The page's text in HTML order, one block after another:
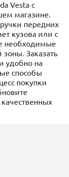
Vesta с
магазине.
передних
кузова или с
необходимые
Заказать
удобно на
способы
покупки